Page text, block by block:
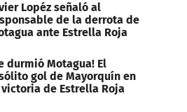
Lopéz señaló al
de la derrota de
ante Estrella Roja
durmió Motagua! El
gol de Mayorquín en
de Estrella Roja